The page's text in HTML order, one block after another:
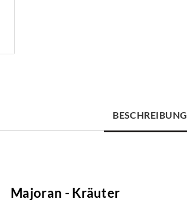
BESCHREIBUNG
Majoran - Kräuter